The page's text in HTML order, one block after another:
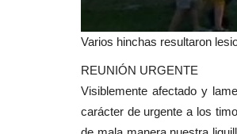
Varios hinchas resultaron
REUNIÓN URGENTE
Visiblemente afectado y
carácter de urgente a los